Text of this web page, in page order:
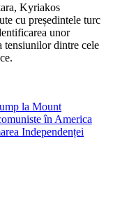
Kyriakos
cu președintele turc
unor
tensiunilor dintre cele
la Mount
în America
Independenței